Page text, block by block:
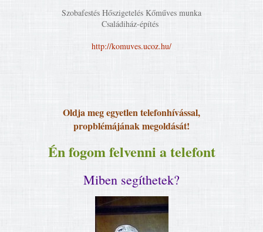
Szobafestés Hőszigetelés Kőműves munka
Családiház-építés
http://komuves.ucoz.hu/
Oldja meg egyetlen telefonhívással,
propblémájának megoldását!
Én fogom felvenni a telefont
Miben segíthetek?